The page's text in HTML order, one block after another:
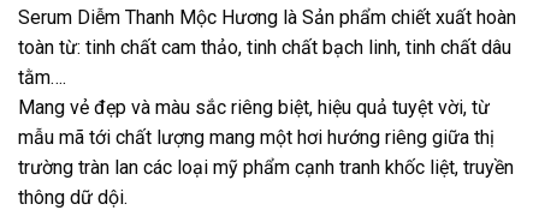
Serum Diễm Thanh Mộc Hương là Sản phẩm chiết xuất hoàn
toàn từ: tinh chất cam thảo, tinh chất bạch linh, tinh chất dâu
tằm….
Mang vẻ đẹp và màu sắc riêng biệt, hiệu quả tuyệt vời, từ
mẫu mã tới chất lượng mang một hơi hướng riêng giữa thị
trường tràn lan các loại mỹ phẩm cạnh tranh khốc liệt, truyền
thông dữ dội.